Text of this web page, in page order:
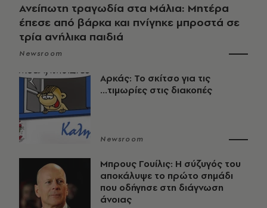
Ανείπωτη τραγωδία στα Μάλια: Μητέρα
έπεσε από βάρκα και πνίγηκε μπροστά σε
τρία ανήλικα παιδιά
Newsroom
Αρκάς: Το σκίτσο για τις
...τιμωρίες στις διακοπές
Newsroom
Μπρους Γουίλις: Η σύζυγός του
αποκάλυψε το πρώτο σημάδι
που οδήγησε στη διάγνωση
άνοιας